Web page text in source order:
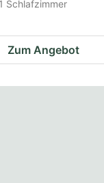
Schlafzimmer
Zum Angebot